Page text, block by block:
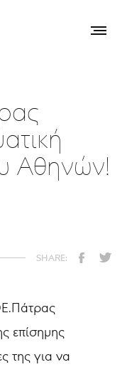
Αθηνών!
επίσημης
της για να